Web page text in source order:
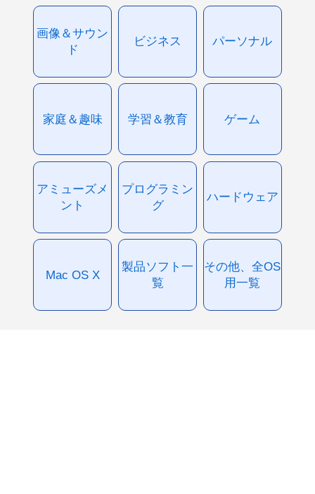
画像＆サウン
ド
ビジネス パーソナル
家庭＆趣味 学習＆教育 ゲーム
アミューズメ
ント
プログラミン
グ
ハードウェア
Mac OS X
製品ソフト一
覧
その他、全OS
用一覧